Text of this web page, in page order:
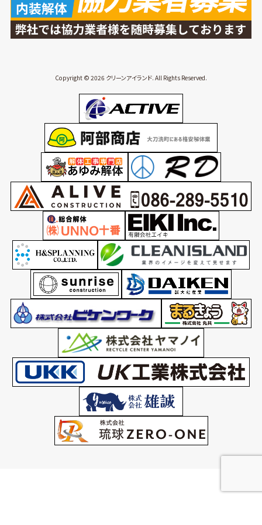
Copyright © 2026 クリーンアイランド. All Rights Reserved.